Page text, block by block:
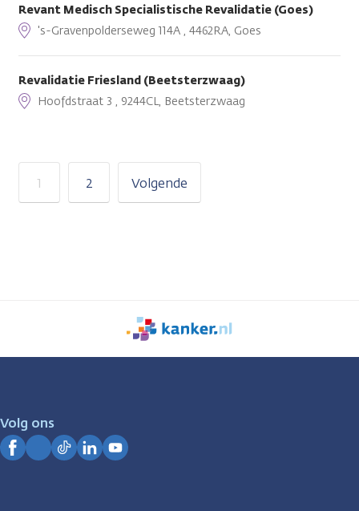
Revant Medisch Specialistische Revalidatie (Goes)
's-Gravenpolderseweg 114A , 4462RA, Goes
Revalidatie Friesland (Beetsterzwaag)
Hoofdstraat 3 , 9244CL, Beetsterzwaag
1 2 Volgende
We
zijn
Volg ons